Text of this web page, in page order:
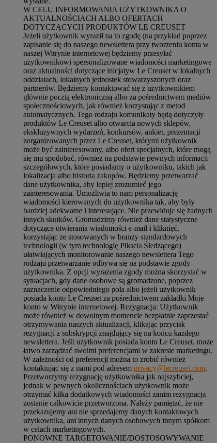
W CELU INFORMOWANIA UŻYTKOWNIKA O
AKTUALNOŚCIACH ALBO OFERTACH
DOTYCZĄCYCH PRODUKTÓW LE CREUSET
Jeżeli użytkownik wyraził na to zgodę (na przykład poprzez
zapisanie się do naszego newslettera przy tworzeniu konta w
naszej Witrynie internetowej będziemy przesyłać
użytkownikowi spersonalizowane wiadomości marketingowe
oraz aktualności dotyczące inicjatyw Le Creuset w lokalnych
oddziałach, lokalnych jednostek stowarzyszonych oraz
partnerów. Będziemy kontaktować się z użytkownikiem
głównie pocztą elektroniczną albo za pośrednictwem mediów
społecznościowych, jak również korzystając z metod
automatycznych. Tego rodzaju komunikaty będą dotyczyły
produktów Le Creuset albo otwarcia nowych sklepów,
ekskluzywnych wydarzeń, konkursów, ankiet, prezentacji
zorganizowanych przez Le Creuset, którymi użytkownik
może być zainteresowany, albo ofert specjalnych, które mogą
się mu spodobać, również na podstawie pewnych informacji
szczegółowych, które posiadamy o użytkowniku, takich jak
lokalizacja albo historia zakupów. Będziemy przetwarzać
dane użytkownika, aby lepiej zrozumieć jego
zainteresowania. Umożliwia to nam personalizację
wiadomości kierowanych do użytkownika tak, aby były
bardziej adekwatne i interesujące. Nie przewiduje się żadnych
innych skutków. Gromadzimy również dane statystyczne
dotyczące otwierania wiadomości e-mail i kliknięć,
korzystając ze stosowanych w branży standardowych
technologii (w tym technologię Piksela Śledzącego)
ułatwiających monitorowanie naszego newslettera Tego
rodzaju przetwarzanie odbywa się na podstawie zgody
użytkownika. Z opcji wyrażenia zgody można skorzystać w
sytuacjach, gdy dane osobowe są gromadzone, poprzez
zaznaczenie odpowiedniego pola albo jeżeli użytkownik
posiada konto Le Creuset za pośrednictwem zakładki Moje
konto w Witrynie internetowej. Rezygnacja: Użytkownik
może również w dowolnym momencie bezpłatnie zaprzestać
otrzymywania naszych aktualizacji, klikając przycisk
rezygnacji z subskrypcji znajdujący się na końcu każdego
newslettera. Jeśli użytkownik posiada konto Le Creuset, może
łatwo zarządzać swoimi preferencjami w zakresie marketingu.
W zależności od preferencji można to zrobić również
kontaktując się z nami pod adresem privacy@lecreuset.com.
Przetworzymy rezygnację użytkownika jak najszybciej,
jednak w pewnych okolicznościach użytkownik może
otrzymać kilka dodatkowych wiadomości zanim rezygnacja
zostanie całkowicie przetworzona. Należy pamiętać, że nie
przekazujemy ani nie sprzedajemy danych kontaktowych
użytkownika, ani innych danych osobowych innym spółkom
w celach marketingowych.
PONOWNE TARGETOWANIE/DOSTOSOWYWANIE